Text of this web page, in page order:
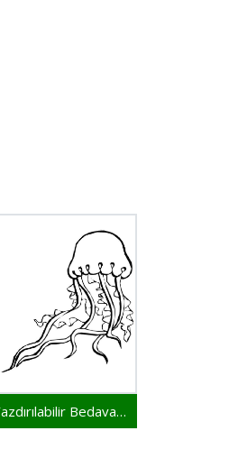
Yazdırılabilir Bedava Denizanası